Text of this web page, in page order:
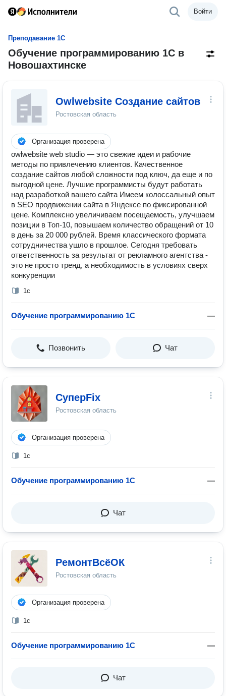
Войти
Преподавание 1С
Обучение программированию 1С в
Новошахтинске
Owlwebsite Создание сайтов
Ростовская область
Организация проверена
owlwebsite web studio — это свежие идеи и рабочие
методы по привлечению клиентов. Качественное
создание сайтов любой сложности под ключ, да еще и по
выгодной цене. Лучшие программисты будут работать
над разработкой вашего сайта Имеем колоссальный опыт
в SEO продвижении сайта в Яндексе по фиксированной
цене. Комплексно увеличиваем посещаемость, улучшаем
позиции в Топ-10, повышаем количество обращений от 10
в день за 20 000 рублей. Время классического формата
сотрудничества ушло в прошлое. Сегодня требовать
ответственность за результат от рекламного агентства -
это не просто тренд, а необходимость в условиях сверх
конкуренции
1с
Обучение программированию 1С —
Позвонить Чат
СуперFix
Ростовская область
Организация проверена
1с
Обучение программированию 1С —
Чат
РемонтВсёОК
Ростовская область
Организация проверена
1с
Обучение программированию 1С —
Чат